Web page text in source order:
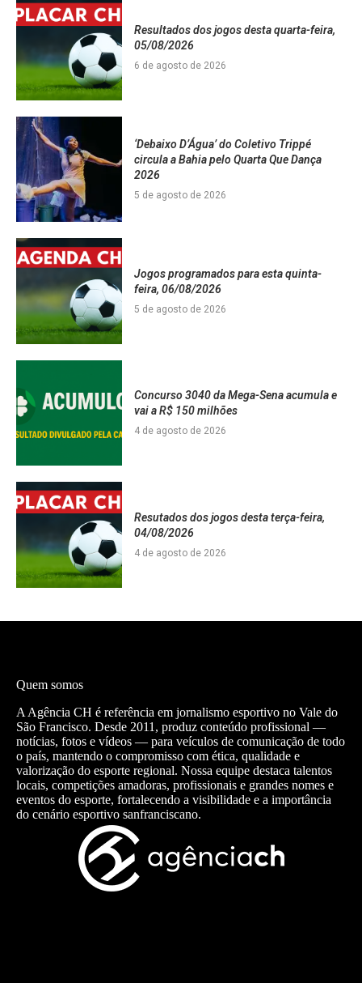
Resultados dos jogos desta quarta-feira,
05/08/2026
6 de agosto de 2026
‘Debaixo D’Água’ do Coletivo Trippé
circula a Bahia pelo Quarta Que Dança
2026
5 de agosto de 2026
Jogos programados para esta quinta-
feira, 06/08/2026
5 de agosto de 2026
Concurso 3040 da Mega-Sena acumula e
vai a R$ 150 milhões
4 de agosto de 2026
Resutados dos jogos desta terça-feira,
04/08/2026
4 de agosto de 2026
Quem somos
A Agência CH é referência em jornalismo esportivo no Vale do
São Francisco. Desde 2011, produz conteúdo profissional —
notícias, fotos e vídeos — para veículos de comunicação de todo
o país, mantendo o compromisso com ética, qualidade e
valorização do esporte regional. Nossa equipe destaca talentos
locais, competições amadoras, profissionais e grandes nomes e
eventos do esporte, fortalecendo a visibilidade e a importância
do cenário esportivo sanfranciscano.